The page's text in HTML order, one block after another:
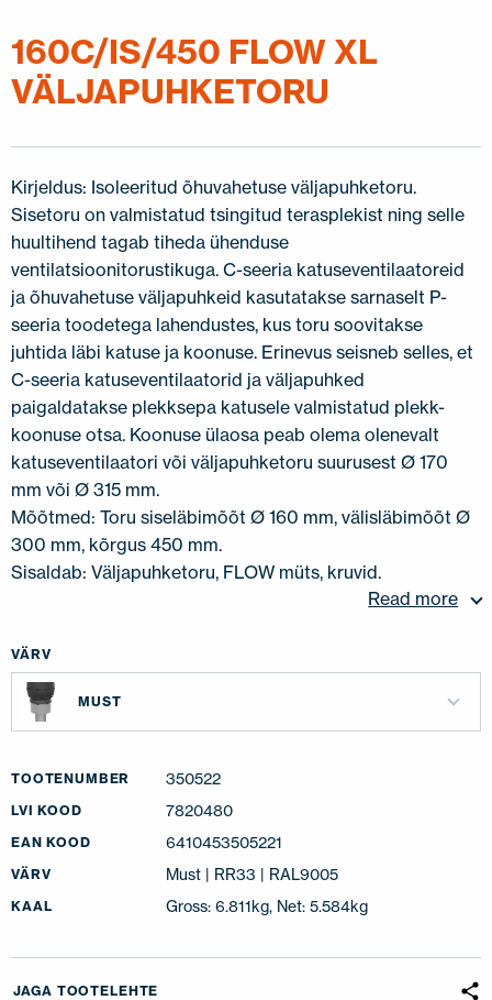
160C/IS/450 FLOW XL
VÄLJAPUHKETORU
Kirjeldus: Isoleeritud õhuvahetuse väljapuhketoru.
Sisetoru on valmistatud tsingitud terasplekist ning selle
huultihend tagab tiheda ühenduse
ventilatsioonitorustikuga. C-seeria katuseventilaatoreid
ja õhuvahetuse väljapuhkeid kasutatakse sarnaselt P-
seeria toodetega lahendustes, kus toru soovitakse
juhtida läbi katuse ja koonuse. Erinevus seisneb selles, et
C-seeria katuseventilaatorid ja väljapuhked
paigaldatakse plekksepa katusele valmistatud plekk-
koonuse otsa. Koonuse ülaosa peab olema olenevalt
katuseventilaatori või väljapuhketoru suurusest Ø 170
mm või Ø 315 mm.
Mõõtmed: Toru siseläbimõõt Ø 160 mm, välisläbimõõt Ø
300 mm, kõrgus 450 mm.
Sisaldab: Väljapuhketoru, FLOW müts, kruvid.
Read more
VÄRV
MUST
TOOTENUMBER 350522
LVI KOOD 7820480
EAN KOOD 6410453505221
VÄRV Must | RR33 | RAL9005
KAAL Gross: 6.811kg, Net: 5.584kg
JAGA TOOTELEHTE